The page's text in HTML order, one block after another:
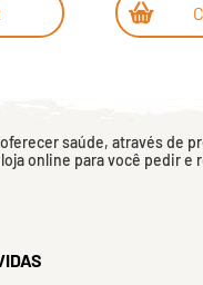
saúde, através de
online para você pedir